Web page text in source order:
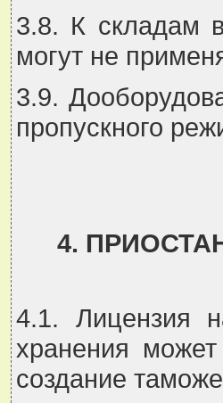
3.8. К складам
могут не
3.9.
пропускного
4.
4.1. Лицензия
хранения
создание